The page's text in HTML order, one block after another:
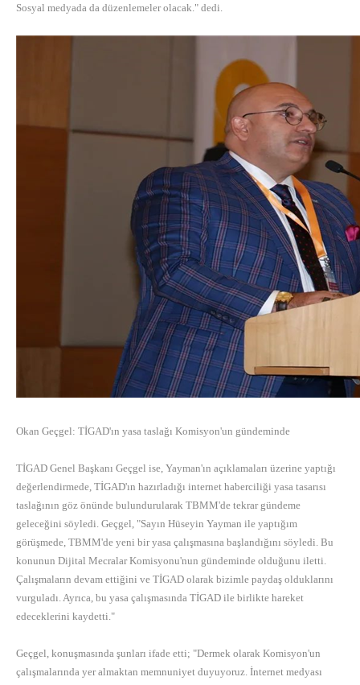
Sosyal medyada da düzenlemeler olacak." dedi.
Okan Geçgel: TİGAD'ın yasa taslağı Komisyon'un gündeminde
TİGAD Genel Başkanı Geçgel ise, Yayman'ın açıklamaları üzerine yaptığı
değerlendirmede, TİGAD'ın hazırladığı internet haberciliği yasa tasarısı
taslağının göz önünde bulundurularak TBMM'de tekrar gündeme
geleceğini söyledi. Geçgel, "Sayın Hüseyin Yayman ile yaptığım
görüşmede, TBMM'de yeni bir yasa çalışmasına başlandığını söyledi. Bu
konunun Dijital Mecralar Komisyonu'nun gündeminde olduğunu iletti.
Çalışmaların devam ettiğini ve TİGAD olarak bizimle paydaş olduklarını
vurguladı. Ayrıca, bu yasa çalışmasında TİGAD ile birlikte hareket
edeceklerini kaydetti."
Geçgel, konuşmasında şunları ifade etti; "Dermek olarak Komisyon'un
çalışmalarında yer almaktan memnuniyet duyuyoruz. İnternet medyası